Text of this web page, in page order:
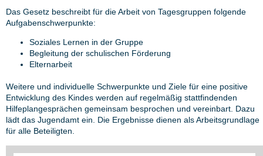
Das Gesetz beschreibt für die Arbeit von Tagesgruppen folgende
Aufgabenschwerpunkte:
Soziales Lernen in der Gruppe
Begleitung der schulischen Förderung
Elternarbeit
Weitere und individuelle Schwerpunkte und Ziele für eine positive
Entwicklung des Kindes werden auf regelmäßig stattfindenden
Hilfeplangesprächen gemeinsam besprochen und vereinbart. Dazu
lädt das Jugendamt ein. Die Ergebnisse dienen als Arbeitsgrundlage
für alle Beteiligten.